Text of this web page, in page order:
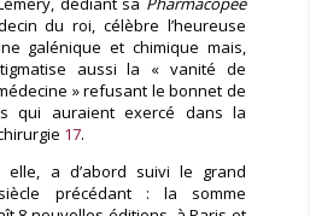
du roi, célèbre l’heureuse
galénique et chimique mais,
aussi la « vanité de
» refusant le bonnet de
qui auraient exercé dans la
17.
elle, a d’abord suivi le grand
précédant : la somme